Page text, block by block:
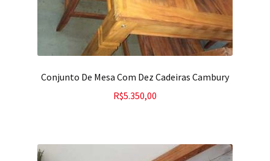
Conjunto De Mesa Com Dez Cadeiras Cambury
R$5.350,00